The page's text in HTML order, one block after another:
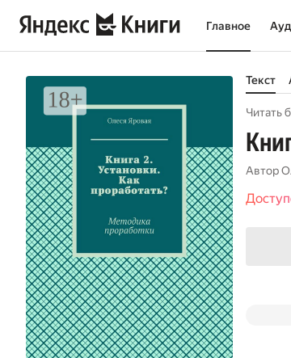
Главное
Текст
Читать
Автор